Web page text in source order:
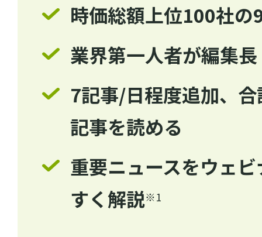
時価総額上位100社
業界第一人者が編集長
7記事/日程度追加、
記事を読める
重要ニュースをウェ
すく解説※1
会員登録